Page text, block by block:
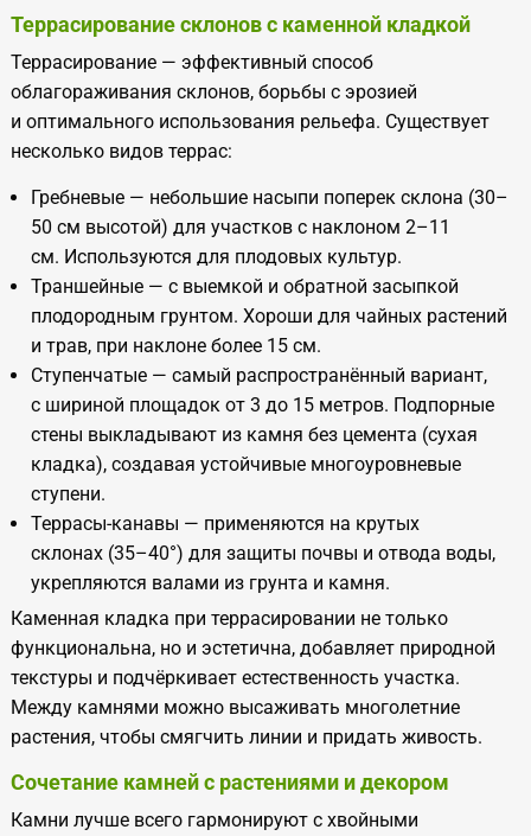
Террасирование склонов с каменной кладкой
Террасирование — эффективный способ
облагораживания склонов, борьбы с эрозией
и оптимального использования рельефа. Существует
несколько видов террас:
Гребневые — небольшие насыпи поперек склона (30–
50 см высотой) для участков с наклоном 2–11
см. Используются для плодовых культур.
Траншейные — с выемкой и обратной засыпкой
плодородным грунтом. Хороши для чайных растений
и трав, при наклоне более 15 см.
Ступенчатые — самый распространённый вариант,
с шириной площадок от 3 до 15 метров. Подпорные
стены выкладывают из камня без цемента (сухая
кладка), создавая устойчивые многоуровневые
ступени.
Террасы-канавы — применяются на крутых
склонах (35–40°) для защиты почвы и отвода воды,
укрепляются валами из грунта и камня.
Каменная кладка при террасировании не только
функциональна, но и эстетична, добавляет природной
текстуры и подчёркивает естественность участка.
Между камнями можно высаживать многолетние
растения, чтобы смягчить линии и придать живость.
Сочетание камней с растениями и декором
Камни лучше всего гармонируют с хвойными